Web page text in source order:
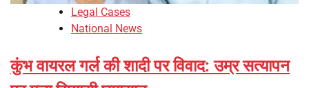
Legal Cases
National News
कुंभ वायरल गर्ल की शादी पर विवाद: उम्र सत्यापन